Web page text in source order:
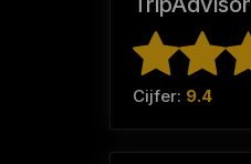
Cijfer: 9.4